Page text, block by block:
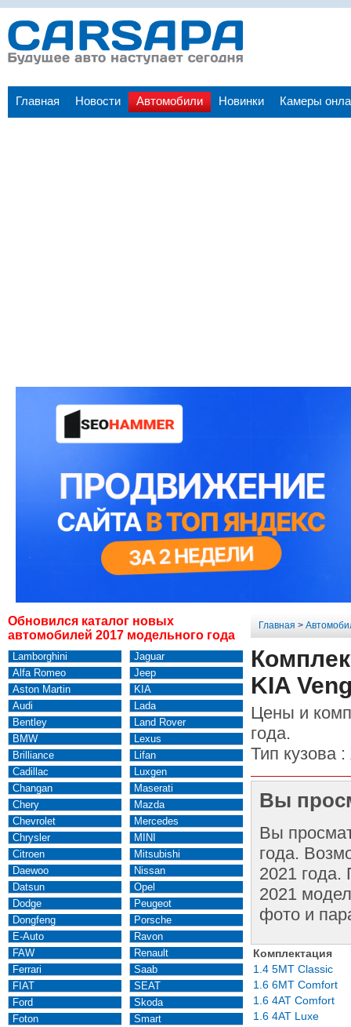
Главная Новости Автомобили Новинки Камеры
Обновился каталог новых
автомобилей 2017 модельного года
Lamborghini
Alfa Romeo
Aston Martin
Audi
Bentley
BMW
Brilliance
Cadillac
Changan
Chery
Chevrolet
Chrysler
Citroen
Daewoo
Datsun
Dodge
Dongfeng
E-Auto
FAW
Ferrari
FIAT
Ford
Foton
Jaguar
Jeep
KIA
Lada
Land Rover
Lexus
Lifan
Luxgen
Maserati
Mazda
Mercedes
MINI
Mitsubishi
Nissan
Opel
Peugeot
Porsche
Ravon
Renault
Saab
SEAT
Skoda
Smart
Главная >
KIA
Цены и
года.
Тип кузова :
Вы
Вы
года.
2021 года.
2021
фото и
Комплектация
1.4 5MT Classic
1.6 6MT Comfort
1.6 4AT Comfort
1.6 4AT Luxe